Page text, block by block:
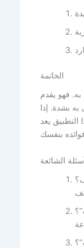
الخاتمة
فهو يقدم
به بشدة. إذا
يعد
الشائعة